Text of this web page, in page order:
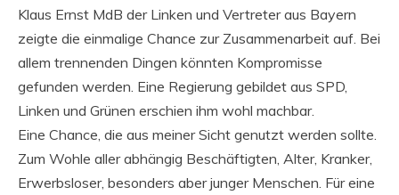
Klaus Ernst MdB der Linken und Vertreter aus Bayern
zeigte die einmalige Chance zur Zusammenarbeit auf. Bei
allem trennenden Dingen könnten Kompromisse
gefunden werden. Eine Regierung gebildet aus SPD,
Linken und Grünen erschien ihm wohl machbar.
Eine Chance, die aus meiner Sicht genutzt werden sollte.
Zum Wohle aller abhängig Beschäftigten, Alter, Kranker,
Erwerbsloser, besonders aber junger Menschen. Für eine